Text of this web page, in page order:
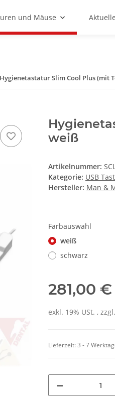
und Mäuse
Hygienetastatur Slim Cool Plus (mit
weiß
Artikelnummer:
Kategorie: USB
Hersteller: Man &
Farbauswahl
weiß
schwarz
281,00 €
exkl. 19% USt. , zzgl.
Lieferzeit:3 - 7